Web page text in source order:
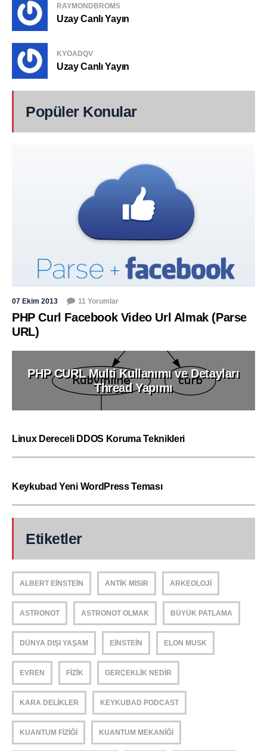
RAYMONDBROMS
Uzay Canlı Yayın
KYOADQV
Uzay Canlı Yayın
Popüler Konular
07 Ekim 2013 11 Yorumlar
PHP Curl Facebook Video Url Almak (Parse
URL)
PHP CURL Multi Kullanımı ve Detayları
Thread Yapımı
Linux Dereceli DDOS Koruma Teknikleri
Keykubad Yeni WordPress Teması
Etiketler
ALBERT EINSTEIN ANTIK MISIR ARKEOLOJI
ASTRONOT ASTRONOT OLMAK BÜYÜK PATLAMA
DÜNYA DIŞI YAŞAM EINSTEIN ELON MUSK
EVREN FIZIK GERÇEKLIK NEDIR
KARA DELIKLER KEYKUBAD PODCAST
KUANTUM FIZIĞI KUANTUM MEKANIĞI